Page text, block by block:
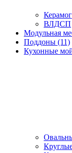
ВЛДСП
Модульная
Поддоны (11)
Кухонные